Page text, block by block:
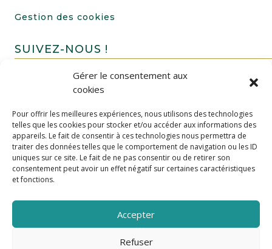
Gérer le consentement aux
cookies
Pour offrir les meilleures expériences, nous utilisons des technologies
telles que les cookies pour stocker et/ou accéder aux informations des
appareils. Le fait de consentir à ces technologies nous permettra de
traiter des données telles que le comportement de navigation ou les ID
uniques sur ce site. Le fait de ne pas consentir ou de retirer son
consentement peut avoir un effet négatif sur certaines caractéristiques
et fonctions.
Accepter
Refuser
Gestion des cookies
SUIVEZ-NOUS !
FAIRE UN DON